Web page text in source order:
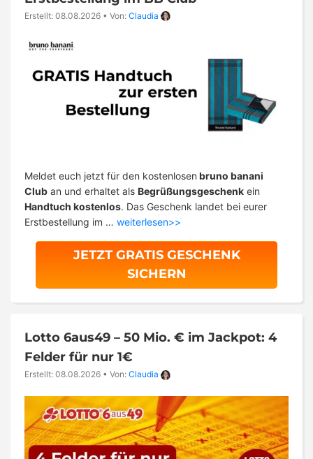
Erstellt: 08.08.2026 • Von: Claudia
Meldet euch jetzt für den kostenlosen bruno banani
Club an und erhaltet als Begrüßungsgeschenk ein
Handtuch kostenlos. Das Geschenk landet bei eurer
Erstbestellung im … weiterlesen>>
JETZT GRATIS GESCHENK
SICHERN
Lotto 6aus49 – 50 Mio. € im Jackpot: 4
Felder für nur 1€
Erstellt: 08.08.2026 • Von: Claudia